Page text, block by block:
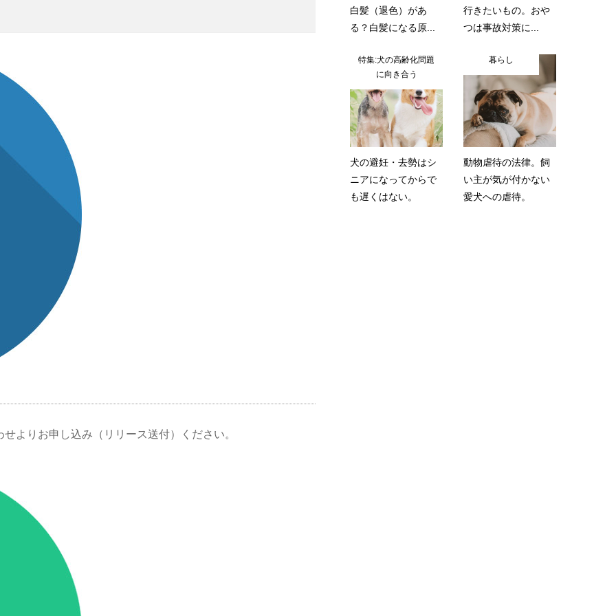
よりお申し込み（リリース送付）ください。
白髪（退色）があ
る？白髪になる原...
行きたいもの。おや
つは事故対策に...
特集:犬の高齢化問題
に向き合う
犬の避妊・去勢はシ
ニアになってからで
も遅くはない。
暮らし
動物虐待の法律。飼
い主が気が付かない
愛犬への虐待。